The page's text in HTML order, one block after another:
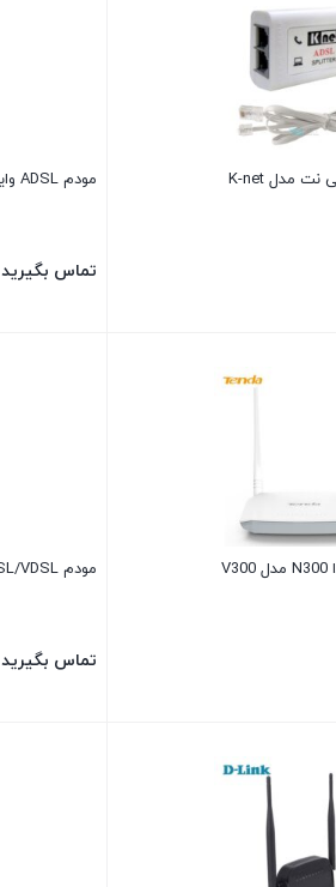
مودم ADSL وایرلس N150 یوتل مدل A154
تماس بگیرید
مودم ADSL/VDSL وایرلس تی پی لینک TD-W9970
تماس بگیرید